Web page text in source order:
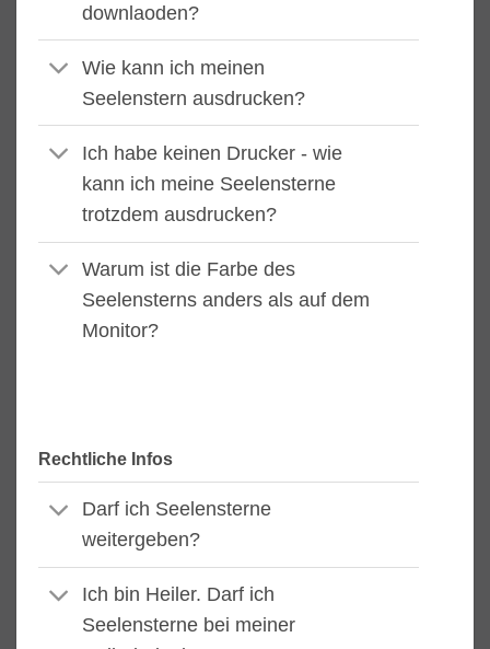
downlaoden?
Wie kann ich meinen
Seelenstern ausdrucken?
Ich habe keinen Drucker - wie
kann ich meine Seelensterne
trotzdem ausdrucken?
Warum ist die Farbe des
Seelensterns anders als auf dem
Monitor?
Rechtliche Infos
Darf ich Seelensterne
weitergeben?
Ich bin Heiler. Darf ich
Seelensterne bei meiner